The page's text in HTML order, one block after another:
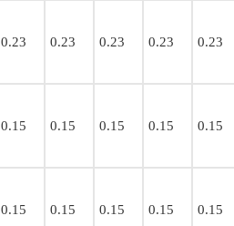
0.23 0.23 0.23 0.23 0.23
0.15 0.15 0.15 0.15 0.15
0.15 0.15 0.15 0.15 0.15